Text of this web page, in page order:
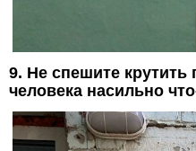
9. Не спешите
человека насильно